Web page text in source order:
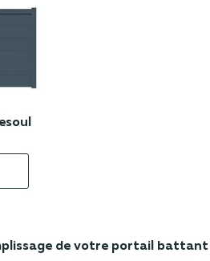
de votre portail